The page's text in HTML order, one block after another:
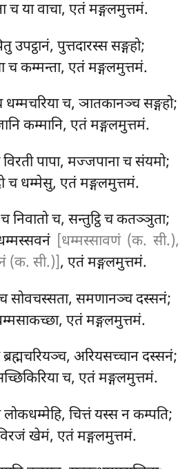
च या वाचा, एतं मङ्गलमुत्तमं.
उपट्ठानं, पुत्तदारस्स सङ्गहो;
च कम्मन्ता, एतं मङ्गलमुत्तमं.
धम्मचरिया च, ञातकानञ्च सङ्गहो;
कम्मानि, एतं मङ्गलमुत्तमं.
पापा, मज्जपाना च संयमो;
च धम्मेसु, एतं मङ्गलमुत्तमं.
च निवातो च, सन्तुट्ठि च कतञ्ञुता;
[धम्मस्सावणं (क. सी.),
(क. सी.)], एतं मङ्गलमुत्तमं.
च सोवचस्सता, समणानञ्च दस्सनं;
एतं मङ्गलमुत्तमं.
ब्रह्मचरियञ्च, अरियसच्चान दस्सनं;
च, एतं मङ्गलमुत्तमं.
लोकधम्मेहि, चित्तं यस्स न कम्पति;
खेमं, एतं मङ्गलमुत्तमं.